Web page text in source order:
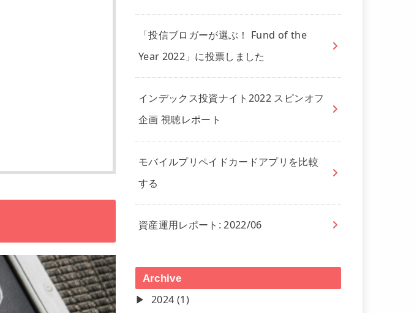
「投信ブロガーが選ぶ！ Fund of the
Year 2022」に投票しました
インデックス投資ナイト2022 スピンオフ
企画 視聴レポート
モバイルプリペイドカードアプリを比較
する
資産運用レポート: 2022/06
Archive
2024 (1)